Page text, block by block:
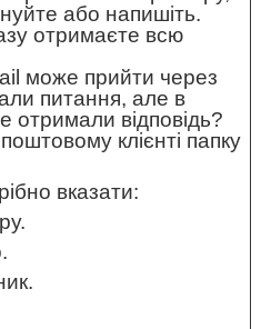
або напишіть.
отримаєте всю
може прийти через
питання, але в
отримали відповідь?
клієнті папку
вказати: